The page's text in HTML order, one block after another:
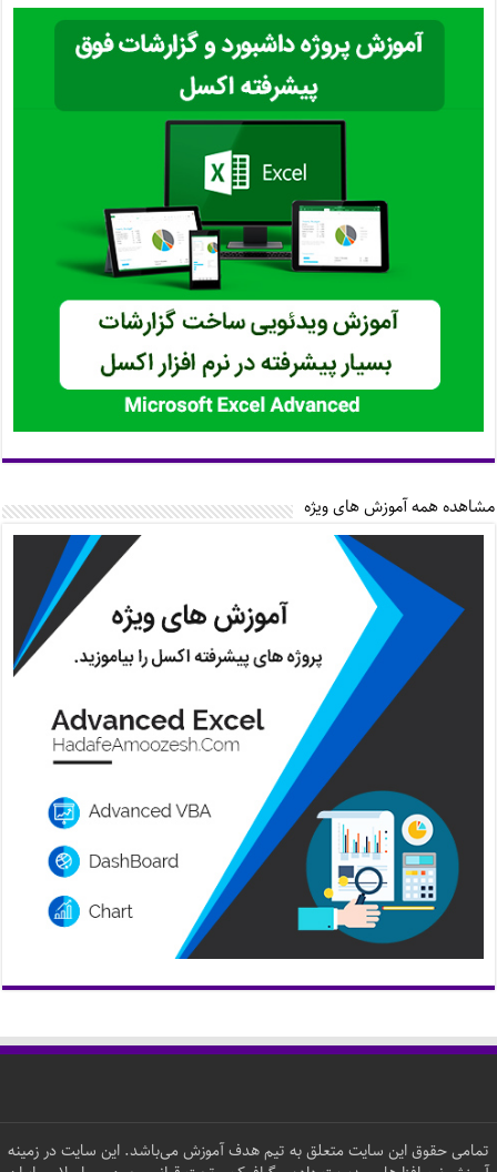
مشاهده همه آموزش های ویژه
تمامی حقوق این سایت متعلق به تیم هدف آموزش می‌باشد. این سایت در زمینه